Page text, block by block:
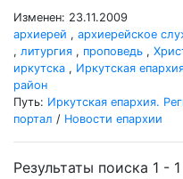
Изменен: 23.11.2009
архиерей , архиерейское
, литургия , проповедь ,
иркутска , Иркутская
район
Путь: Иркутская епархия.
портал / Новости епархии
Результаты поиска 1 - 1